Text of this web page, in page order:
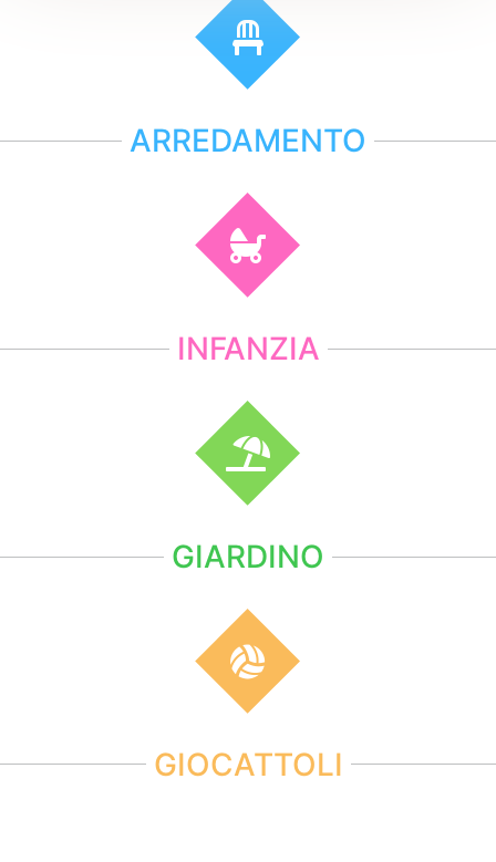
ARREDAMENTO
INFANZIA
GIARDINO
GIOCATTOLI